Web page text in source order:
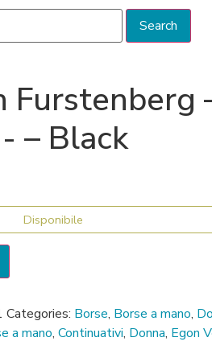
Search
Furstenberg
– Black
Disponibile
Categories: Borse, Borse a mano,
a mano,Continuativi, Donna, Egon